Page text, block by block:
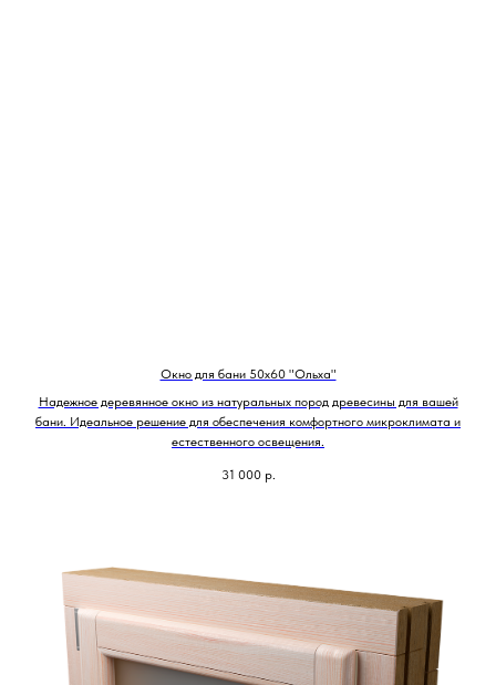
Окно для бани 50х60 "Ольха"
Надежное деревянное окно из натуральных пород древесины для вашей
бани. Идеальное решение для обеспечения комфортного микроклимата и
естественного освещения.
31 000 р.